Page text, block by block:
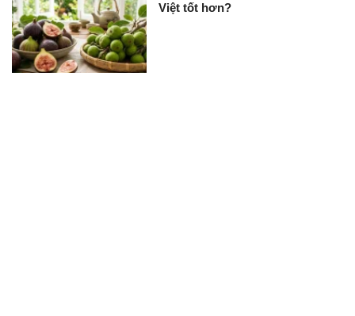
Việt tốt hơn?